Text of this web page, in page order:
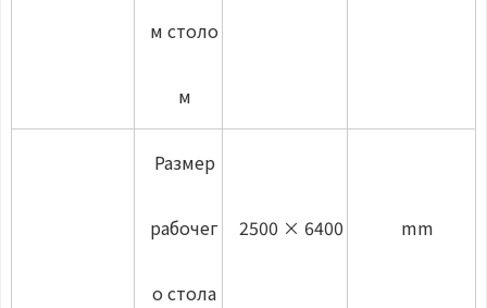
м столо
м
Размер
рабочег
о стола
2500 × 6400 mm